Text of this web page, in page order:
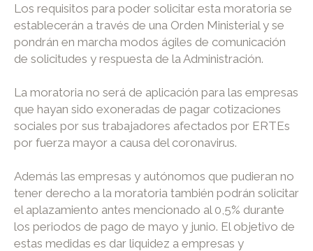
Los requisitos para poder solicitar esta moratoria se
establecerán a través de una Orden Ministerial y se
pondrán en marcha modos ágiles de comunicación
de solicitudes y respuesta de la Administración.
La moratoria no será de aplicación para las empresas
que hayan sido exoneradas de pagar cotizaciones
sociales por sus trabajadores afectados por ERTEs
por fuerza mayor a causa del coronavirus.
Además las empresas y autónomos que pudieran no
tener derecho a la moratoria también podrán solicitar
el aplazamiento antes mencionado al 0,5% durante
los periodos de pago de mayo y junio. El objetivo de
estas medidas es dar liquidez a empresas y